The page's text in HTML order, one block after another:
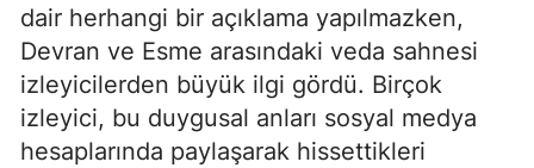
dair herhangi bir açıklama yapılmazken,
Devran ve Esme arasındaki veda sahnesi
izleyicilerden büyük ilgi gördü. Birçok
izleyici, bu duygusal anları sosyal medya
hesaplarında paylaşarak hissettikleri